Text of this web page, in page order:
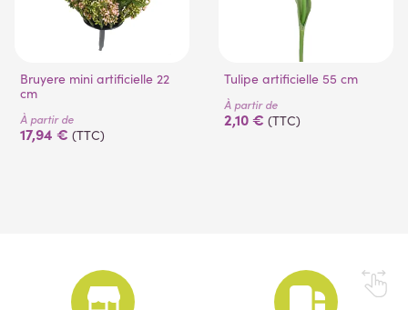
Bruyere mini artificielle 22
cm
À partir de
17,94 € (TTC)
Tulipe artificielle 55 cm
À partir de
2,10 € (TTC)